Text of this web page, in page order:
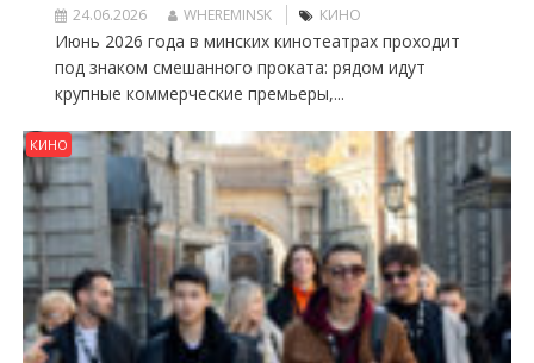
24.06.2026 WHEREMINSK КИНО
Июнь 2026 года в минских кинотеатрах проходит
под знаком смешанного проката: рядом идут
крупные коммерческие премьеры,...
КИНО